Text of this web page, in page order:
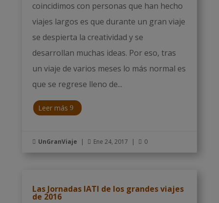
coincidimos con personas que han hecho
viajes largos es que durante un gran viaje
se despierta la creatividad y se
desarrollan muchas ideas. Por eso, tras
un viaje de varios meses lo más normal es
que se regrese lleno de...
Leer más
 UnGranViaje |  Ene 24, 2017 |  0
Las Jornadas IATI de los grandes viajes
de 2016